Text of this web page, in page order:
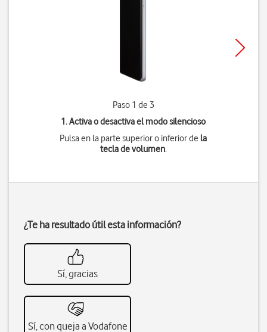
Paso 1 de 3
1. Activa o desactiva el modo silencioso
Pulsa en la parte superior o inferior de la
tecla de volumen.
¿Te ha resultado útil esta información?
Sí, gracias
Sí, con queja a Vodafone